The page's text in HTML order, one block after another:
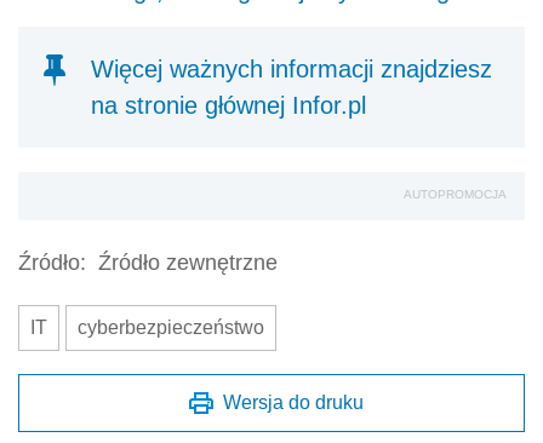
Więcej ważnych informacji znajdziesz
na stronie głównej Infor.pl
AUTOPROMOCJA
Źródło: Źródło zewnętrzne
IT cyberbezpieczeństwo
Wersja do druku